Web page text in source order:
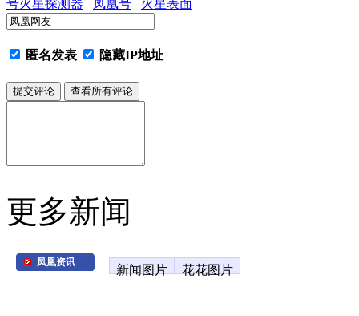
号火星探测器 凤凰号 火星表面
匿名发表 隐藏IP地址
更多新闻
凤凰资讯
新闻图片 花花图片